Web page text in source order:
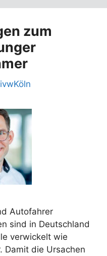
zum
ivwKöln
Autofahrer
sind in Deutschland
verwickelt wie
Damit die Ursachen